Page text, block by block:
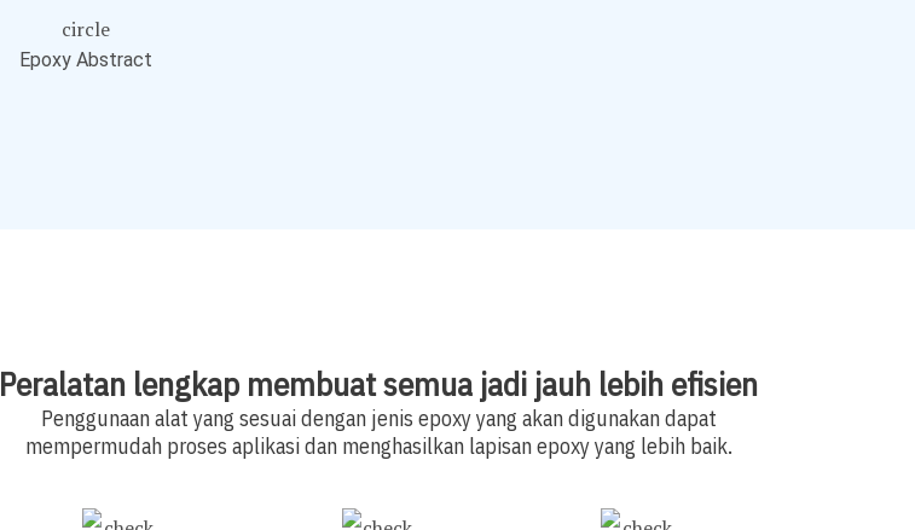
Epoxy Abstract
Peralatan lengkap membuat semua jadi jauh lebih efisien
Penggunaan alat yang sesuai dengan jenis epoxy yang akan digunakan dapat
mempermudah proses aplikasi dan menghasilkan lapisan epoxy yang lebih baik.